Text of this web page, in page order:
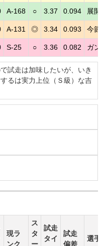
A-168 ○ 3.37 0.094 展開
A-131 ◎ 3.34 0.093 今節
S-25 ○ 3.36 0.082 ガン
試走は加味したいが、いき
るは実力上位（Ｓ級）な吉
現ラ
ンク
ス
タ
ー
試走
タイ
試走
偏差
選手